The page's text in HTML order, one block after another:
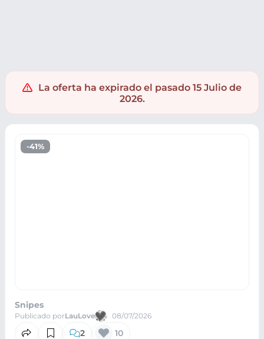
La oferta ha expirado el pasado 15 Julio de
2026.
-41%
Snipes
Publicado porLauLove 08/07/2026
2 10